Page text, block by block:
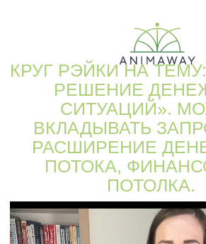
КРУГ РЭЙКИ НА ТЕМУ: «ДЕНЬГИ.
РЕШЕНИЕ ДЕНЕЖНЫХ
СИТУАЦИЙ». МОЖНО
ВКЛАДЫВАТЬ ЗАПРОСЫ НА
РАСШИРЕНИЕ ДЕНЕЖНОГО
ПОТОКА, ФИНАНСОВОГО
ПОТОЛКА.